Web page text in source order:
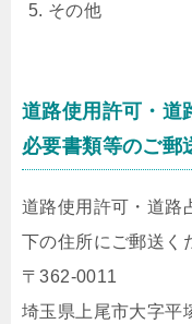
その他
道路使用許可・道
必要書類等のご郵
道路使用許可・道路
下の住所にご郵送く
〒362-0011
埼玉県上尾市大字平